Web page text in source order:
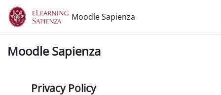
Vai al contenuto principale
Moodle Sapienza
Moodle Sapienza
Privacy Policy